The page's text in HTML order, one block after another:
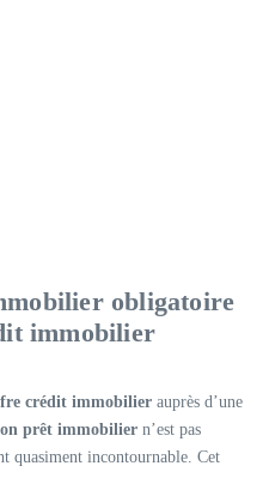
obligatoire
immobilier
crédit immobilier auprès d’une
prêt immobilier n’est pas
quasiment incontournable. Cet